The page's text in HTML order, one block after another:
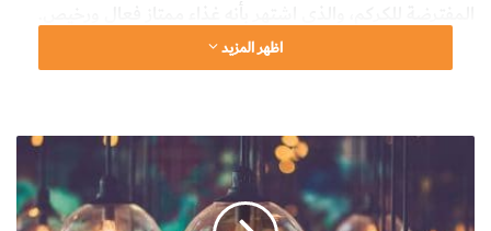
ونتيجة لذلك، فقد صارت تلك العلبة التي تجمع الغبار على رف
التوابل مصدرَ جذب للزبائن في المقاهي العصرية التي تبيع
تتنافس التوابل الأخرى على الشهرة أيضا. ويزخر الإنترنت
بادعاءات حول قوى الشفاء التي تمتلكها التوابل بدءا من القرفة
حتى الزعفران، وهو ما يشير إلى أنها تستطيع المساعدة على علاج
اظهر المزيد